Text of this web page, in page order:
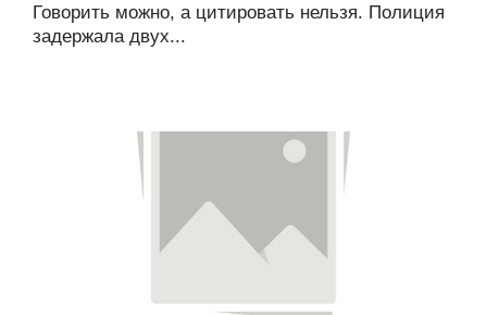
Говорить можно, а цитировать нельзя. Полиция
задержала двух...